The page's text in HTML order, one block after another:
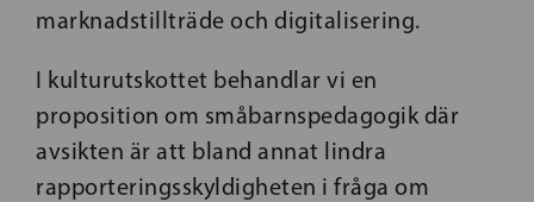
marknadstillträde och digitalisering.
I kulturutskottet behandlar vi en
proposition om småbarnspedagogik där
avsikten är att bland annat lindra
rapporteringsskyldigheten i fråga om